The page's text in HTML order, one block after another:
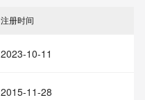
注册时间
2023-10-11
2015-11-28